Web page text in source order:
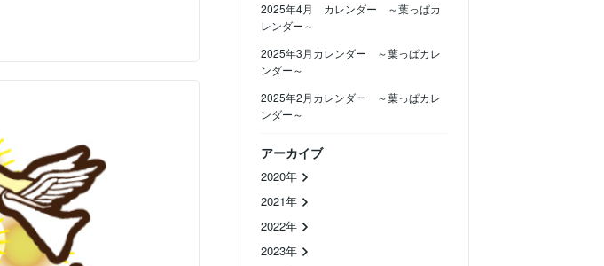
2025年4月 カレンダー ～葉っぱカ
レンダー～
2025年3月カレンダー ～葉っぱカレ
ンダー～
2025年2月カレンダー ～葉っぱカレ
ンダー～
アーカイブ
2020年
2021年
2022年
2023年